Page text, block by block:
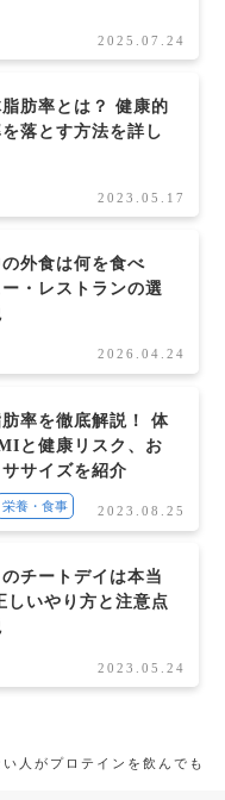
2025.07.24
肪率とは？ 健康的
落とす方法を詳し
2023.05.17
外食は何を食べ
・レストランの選
2026.04.24
率を徹底解説！ 体
と健康リスク、お
サイズを紹介
栄養・食事 2023.08.25
チートデイは本当
しいやり方と注意点
2023.05.24
い人がプロテインを飲んでも